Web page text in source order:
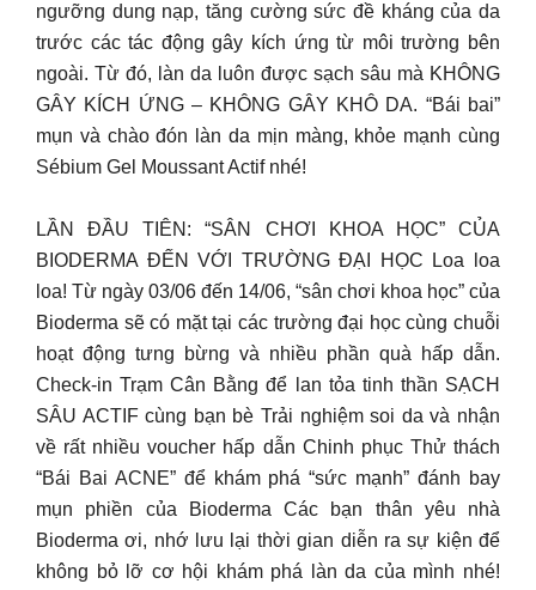
ngưỡng dung nạp, tăng cường sức đề kháng của da
trước các tác động gây kích ứng từ môi trường bên
ngoài. Từ đó, làn da luôn được sạch sâu mà KHÔNG
GÂY KÍCH ỨNG – KHÔNG GÂY KHÔ DA. “Bái bai”
mụn và chào đón làn da mịn màng, khỏe mạnh cùng
Sébium Gel Moussant Actif nhé!
LẦN ĐẦU TIÊN: “SÂN CHƠI KHOA HỌC” CỦA
BIODERMA ĐẾN VỚI TRƯỜNG ĐẠI HỌC Loa loa
loa! ️Từ ngày 03/06 đến 14/06, “sân chơi khoa học” của
Bioderma sẽ có mặt tại các trường đại học cùng chuỗi
hoạt động tưng bừng và nhiều phần quà hấp dẫn.
Check-in Trạm Cân Bằng để lan tỏa tinh thần SẠCH
SÂU ACTIF cùng bạn bè Trải nghiệm soi da và nhận
về rất nhiều voucher hấp dẫn Chinh phục Thử thách
“Bái Bai ACNE” để khám phá “sức mạnh” đánh bay
mụn phiền của Bioderma Các bạn thân yêu nhà
Bioderma ơi, nhớ lưu lại thời gian diễn ra sự kiện để
không bỏ lỡ cơ hội khám phá làn da của mình nhé!